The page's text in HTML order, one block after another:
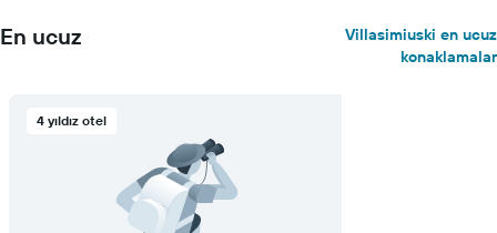
En ucuz
Villasimiuski en ucuz
konaklamalar
4 yıldız otel